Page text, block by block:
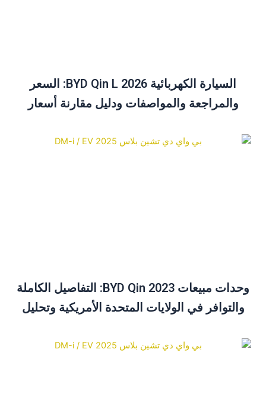
السيارة الكهربائية BYD Qin L 2026: السعر
والمراجعة والمواصفات ودليل مقارنة أسعار
وحدات مبيعات BYD Qin 2023: التفاصيل الكاملة
والتوافر في الولايات المتحدة الأمريكية وتحليل